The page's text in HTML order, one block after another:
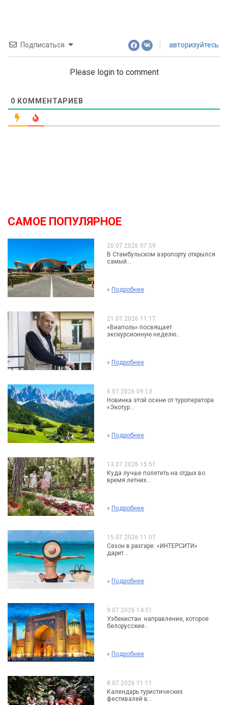
Подписаться авторизуйтесь
Please login to comment
0 КОММЕНТАРИЕВ
САМОЕ ПОПУЛЯРНОЕ
20.07.2026 07:59
В Стамбульском аэропорту открылся
самый...
» Подробнее
21.07.2026 11:17
«Виаполь» посвящает
экскурсионную неделю...
» Подробнее
6.07.2026 09:13
Новинка этой осени от туроператора
«Экотур...
» Подробнее
13.07.2026 15:51
Куда лучше полететь на отдых во
время летних...
» Подробнее
15.07.2026 11:07
Сезон в разгаре: «ИНТЕРСИТИ»
дарит...
» Подробнее
9.07.2026 14:51
Узбекистан: направление, которое
белорусские...
» Подробнее
8.07.2026 11:11
Календарь туристических
фестивалей в...